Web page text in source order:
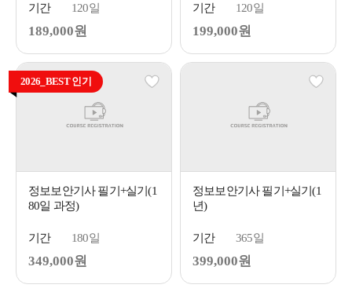
기간 120일
189,000원
기간 120일
199,000원
2026_BEST 인기
정보보안기사 필기+실기(1
80일 과정)
기간 180일
349,000원
정보보안기사 필기+실기(1
년)
기간 365일
399,000원